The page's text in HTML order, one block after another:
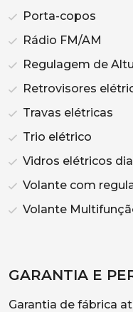
Porta-copos
Rádio FM/AM
Regulagem de
Retrovisores
Travas elétricas
Trio elétrico
Vidros elétricos
Volante com
Volante
GARANTIA E
Garantia de fábrica